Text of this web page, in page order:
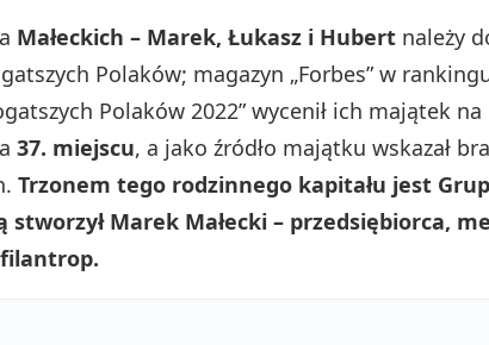
Małeckich – Marek, Łukasz i Hubert należy
Polaków; magazyn „Forbes” w
Polaków 2022” wycenił ich majątek na
37. miejscu, a jako źródło majątku wskazał
Trzonem tego rodzinnego kapitału jest
stworzył Marek Małecki – przedsiębiorca,
filantrop.